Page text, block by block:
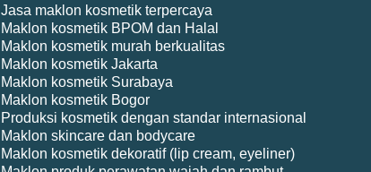
Jasa maklon kosmetik terpercaya
Maklon kosmetik BPOM dan Halal
Maklon kosmetik murah berkualitas
Maklon kosmetik Jakarta
Maklon kosmetik Surabaya
Maklon kosmetik Bogor
Produksi kosmetik dengan standar internasional
Maklon skincare dan bodycare
Maklon kosmetik dekoratif (lip cream, eyeliner)